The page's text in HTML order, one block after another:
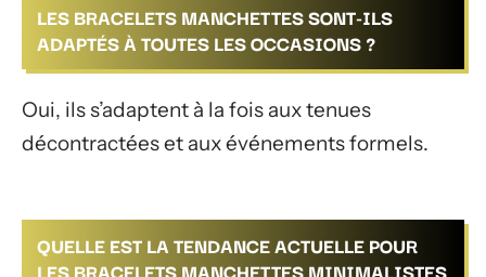
LES BRACELETS MANCHETTES SONT-ILS
ADAPTÉS À TOUTES LES OCCASIONS ?
Oui, ils s’adaptent à la fois aux tenues
décontractées et aux événements formels.
QUELLE EST LA TENDANCE ACTUELLE POUR
LES BRACELETS MANCHETTES MINIMALISTES